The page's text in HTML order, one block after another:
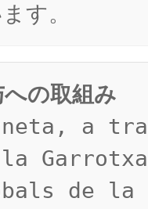
す。
への取組み
a
la
de la ラ